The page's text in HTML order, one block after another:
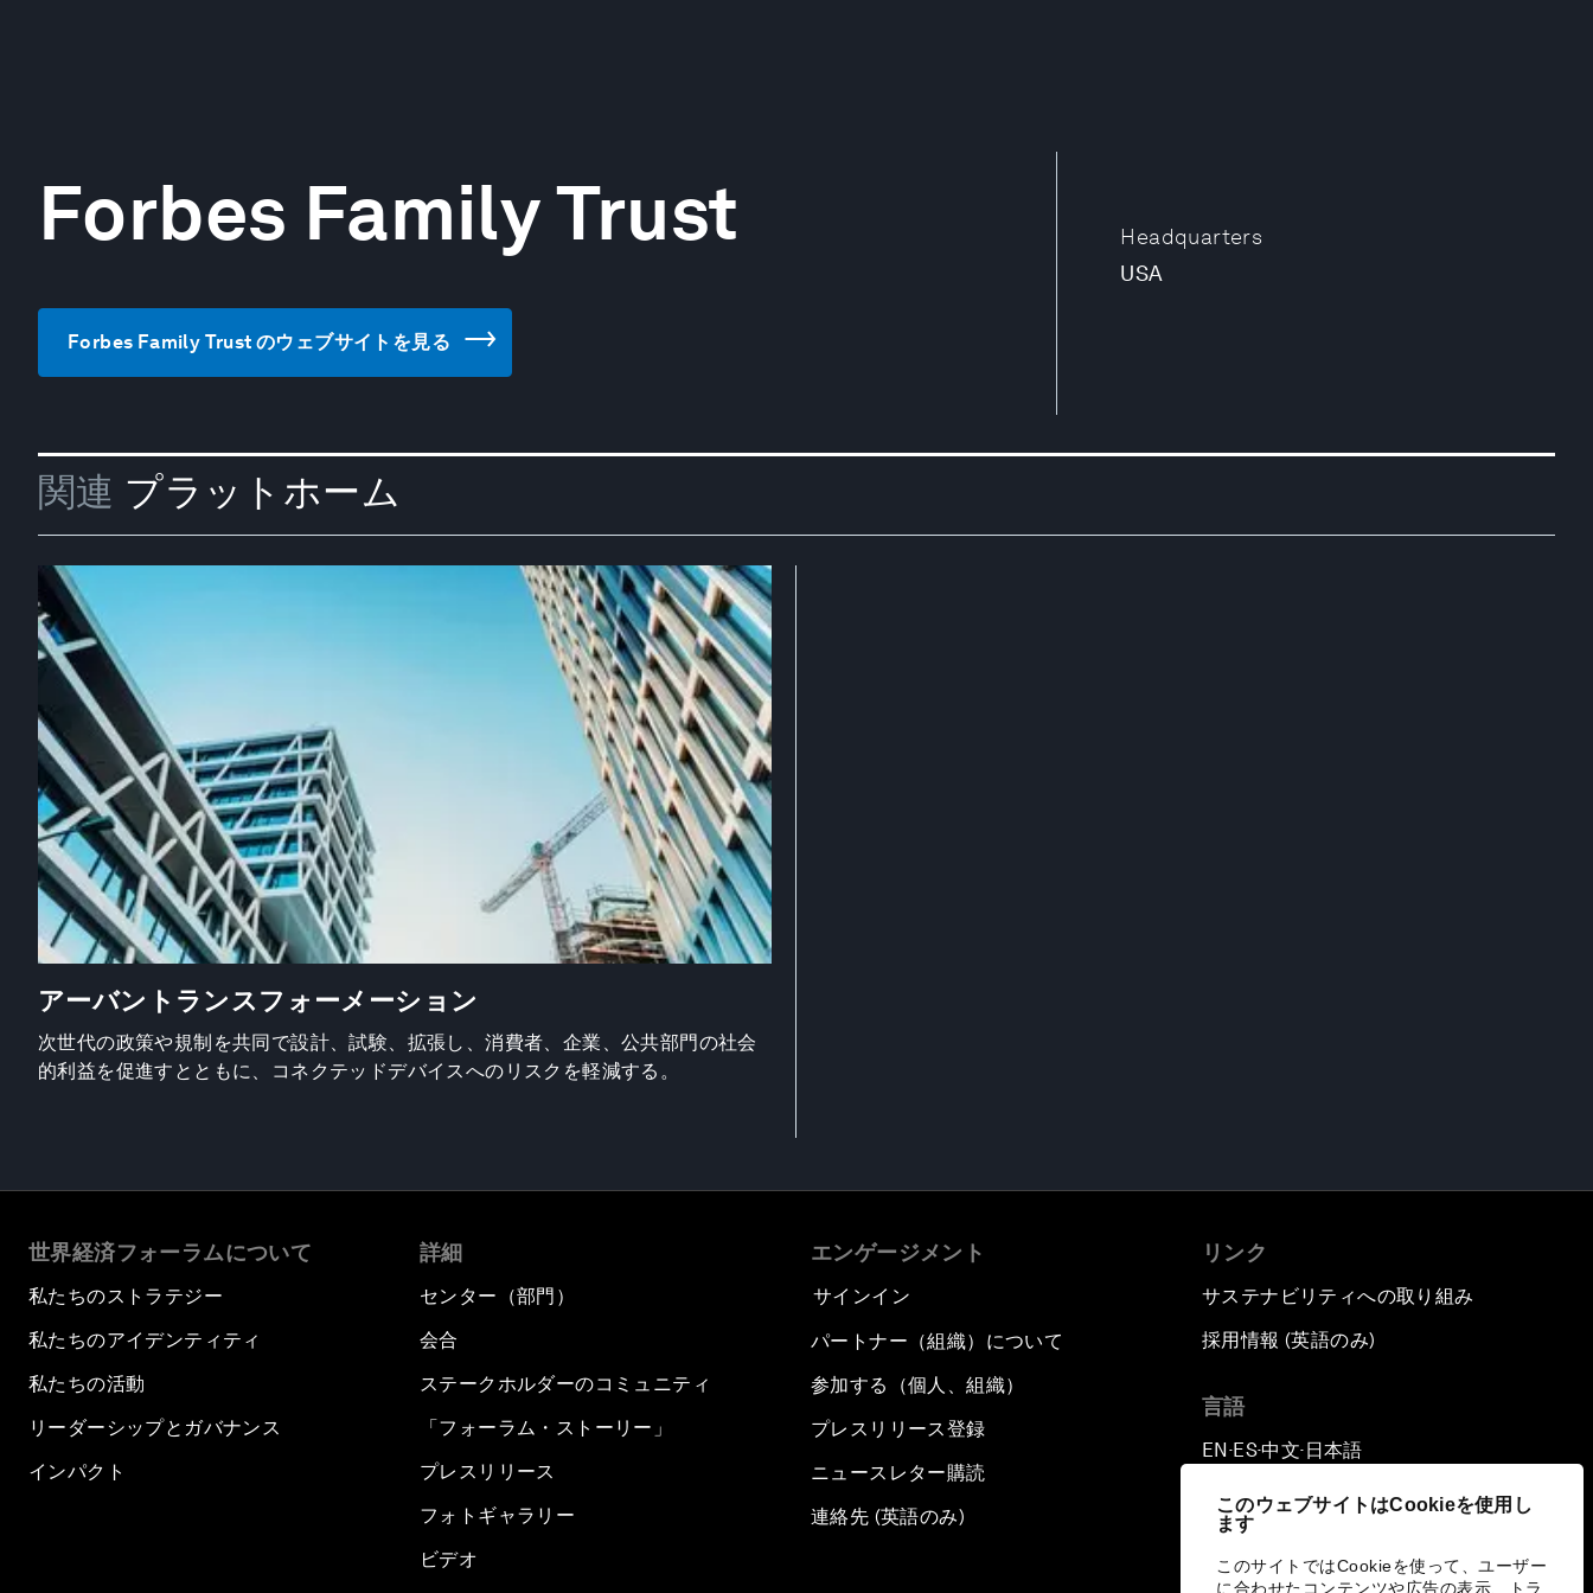
このウェブサイトはCookieを使用し
ます
このサイトではCookieを使って、ユーザー
に合わせたコンテンツや広告の表示、トラ
Headquarters
USA
Forbes Family Trust
Forbes Family Trust のウェブサイトを見る
関連 プラットホーム
アーバントランスフォーメーション
次世代の政策や規制を共同で設計、試験、拡張し、消費者、企業、公共部門の社会
的利益を促進すとともに、コネクテッドデバイスへのリスクを軽減する。
世界経済フォーラムについて
私たちのストラテジー
私たちのアイデンティティ
私たちの活動
リーダーシップとガバナンス
インパクト
詳細
センター（部門）
会合
ステークホルダーのコミュニティ
「フォーラム・ストーリー」
プレスリリース
フォトギャラリー
ビデオ
エンゲージメント
サインイン
パートナー（組織）について
参加する（個人、組織）
プレスリリース登録
ニュースレター購読
連絡先 (英語のみ)
リンク
サステナビリティへの取り組み
採用情報 (英語のみ)
言語
EN ▪ES▪中文▪ 日本語